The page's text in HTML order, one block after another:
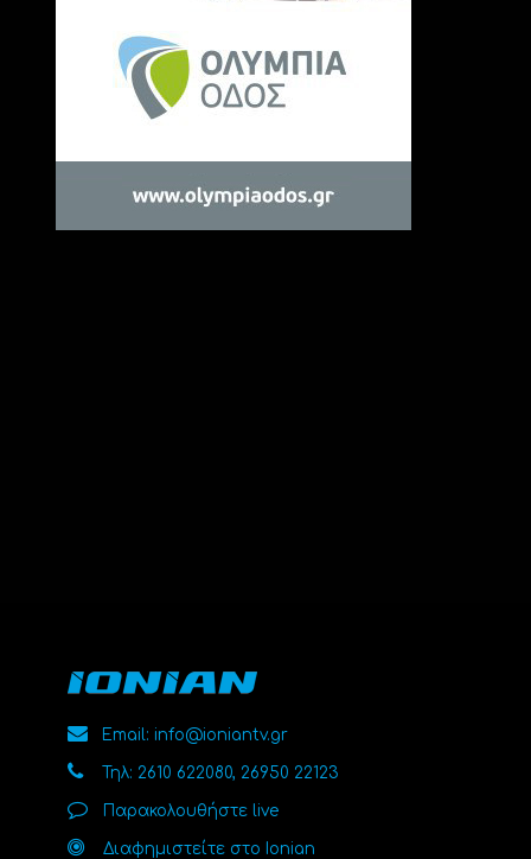
Email: info@ioniantv.gr
Τηλ: 2610 622080, 26950 22123
Παρακολουθήστε live
Διαφημιστείτε στο Ionian